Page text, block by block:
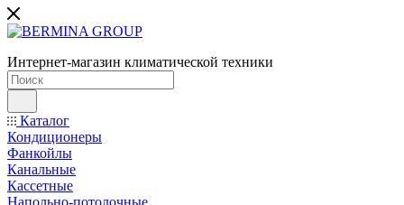
Интернет-магазин климатической техники
Каталог
Кондиционеры
Фанкойлы
Канальные
Кассетные
Напольно-потолочные